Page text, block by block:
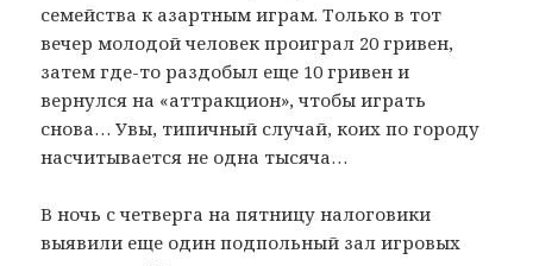
семейства к азартным играм. Только в тот
вечер молодой человек проиграл 20 гривен,
затем где-то раздобыл еще 10 гривен и
вернулся на «аттракцион», чтобы играть
снова… Увы, типичный случай, коих по городу
насчитывается не одна тысяча…
В ночь с четверга на пятницу налоговики
выявили еще один подпольный зал игровых